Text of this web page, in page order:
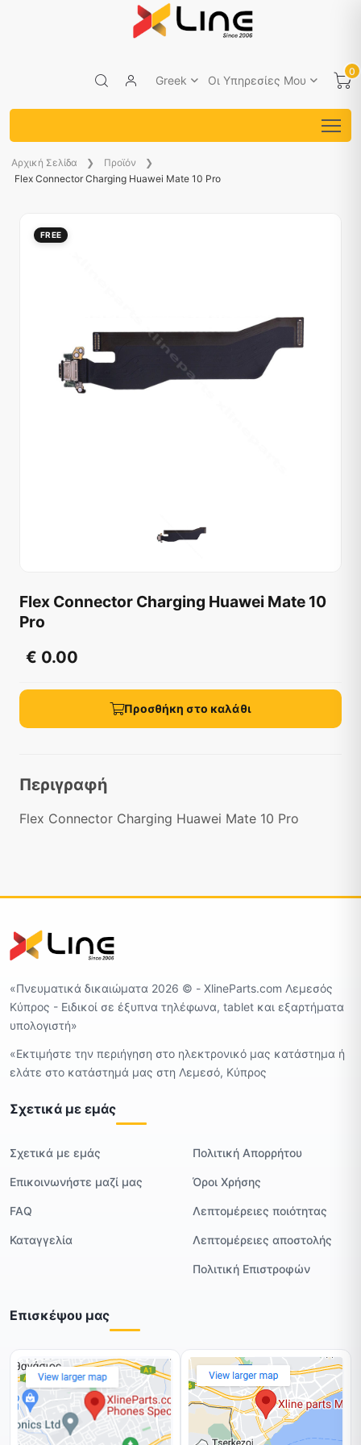
Greek Οι Υπηρεσίες Μου
0
Aρχική Σελίδα
Προϊόν
Flex Connector Charging Huawei Mate 10 Pro
FREE
Flex Connector Charging Huawei Mate 10
Pro
€ 0.00
Προσθήκη στο καλάθι
Περιγραφή
Flex Connector Charging Huawei Mate 10 Pro
«Πνευματικά δικαιώματα 2026 ©️ - XlineParts.com Λεμεσός
Κύπρος - Ειδικοί σε έξυπνα τηλέφωνα, tablet και εξαρτήματα
υπολογιστή»
«Εκτιμήστε την περιήγηση στο ηλεκτρονικό μας κατάστημα ή
ελάτε στο κατάστημά μας στη Λεμεσό, Κύπρος
Σχετικά με εμάς
Σχετικά με εμάς
Επικοινωνήστε μαζί μας
FAQ
Καταγγελία
Πολιτική Απορρήτου
Όροι Χρήσης
Λεπτομέρειες ποιότητας
Λεπτομέρειες αποστολής
Πολιτική Επιστροφών
Επισκέψου μας